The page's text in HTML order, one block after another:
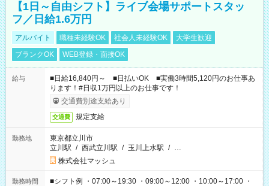
【1日～自由シフト】ライブ会場サポートスタッ
フ／日給1.6万円
アルバイト 職種未経験OK 社会人未経験OK
大学生歓迎
ブランクOK
WEB登録・面接OK
給与
■日給16,840円～ ■日払いOK ■実働3時間5,120円のお仕事あ
ります！#日収1万円以上のお仕事です！
交通費別途支給あり
交通費 規定支給
勤務地
東京都立川市
立川駅 / 西武立川駅 / 玉川上水駅 / …
株式会社マッシュ
勤務時間
■シフト例 ・07:00～19:30 ・09:00～12:00 ・10:00～17:00 ・